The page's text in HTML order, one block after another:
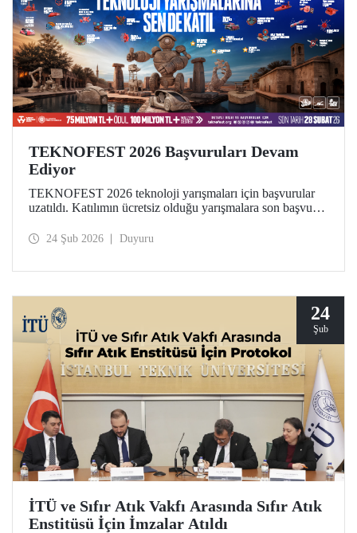
TEKNOFEST 2026 Başvuruları Devam
Ediyor
TEKNOFEST 2026 teknoloji yarışmaları için başvurular
uzatıldı. Katılımın ücretsiz olduğu yarışmalara son başvuru
teknoloji festivali TEKNOFEST kapsamında düzenlenen
24 Şub 2026 Duyuru
24
Şub
İTÜ ve Sıfır Atık Vakfı Arasında Sıfır Atık
Enstitüsü İçin İmzalar Atıldı